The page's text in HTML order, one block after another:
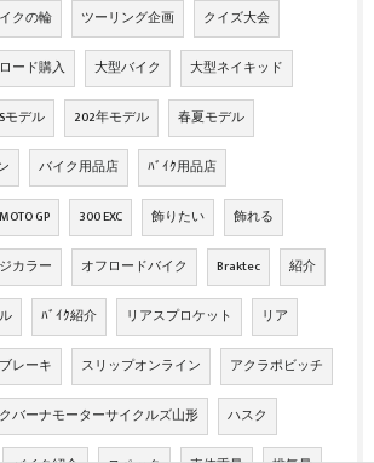
クの輪 ツーリング企画 クイズ大会
ード購入 大型バイク 大型ネイキッド
モデル 202年モデル 春夏モデル
バイク用品店 ﾊﾞｲｸ用品店
MOTO GP 300 EXC 飾りたい 飾れる
カラー オフロードバイク Braktec 紹介
ﾊﾞｲｸ紹介 リアスプロケット リア
レーキ スリップオンライン アクラポビッチ
バーナモーターサイクルズ山形 ハスク